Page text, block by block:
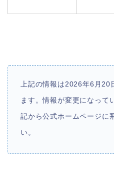
上記の情報は2026年6月20
ます。情報が変更になって
記から公式ホームページに
い。